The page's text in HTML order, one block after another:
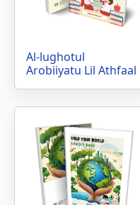
Al-lughotul
Arobiiyatu Lil Athfaal